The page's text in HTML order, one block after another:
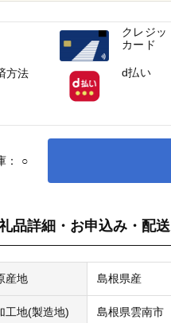
： ○
品詳細・お申込み・配送
産地 島根県産
工地(製造地) 島根県雲南市
方法
クレジッ
カード
d払い